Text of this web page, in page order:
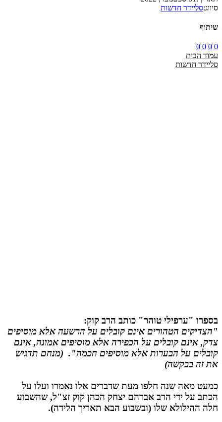
סיווג:סליידר חדשות
שיתוף
0
0
0
0
עמוד הבית
סליידר חדשות
בספרו "ערפילי טוהר" כותב הרב קוק:
"הצדיקים הטהורים אינם קובלים על הרשעה אלא מוסיפים
צדק, אינם קובלים על הכפירה אלא מוסיפים אמונה, אינם
קובלים על הבערות אלא מוסיפים חכמה". (מנחם תדגיש
את זה בבקשה)
כמעט מאה שנה חלפו מעת שדברים אלו נאמרו ועלו על
הכתב על ידי הרב אברהם יצחק הכהן קוק זצ"ל, שהשבוע
חלה ההילולא שלו (ובשבוע הבא תאריך הלידה).